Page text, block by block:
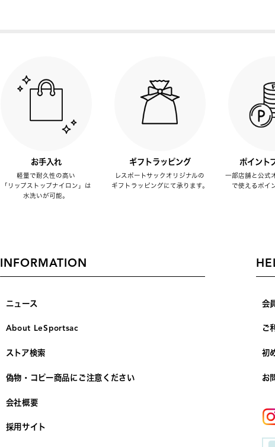
お手入れ
軽量で耐久性の高い
「リップストップナイロン」は
水洗いが可能。
ギフトラッピング
レスポートサックオリジナルの
ギフトラッピングにて承ります。
ポイント
一部店舗と公式
で使えるポイ
INFORMATION
ニュース
About LeSportsac
ストア検索
偽物・コピー商品にご注意ください
会社概要
採用サイト
会
ご
初
お